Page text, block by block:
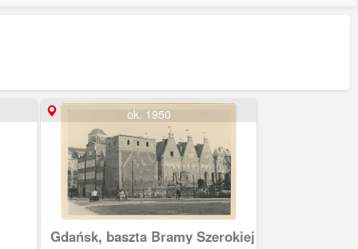
ok. 1950
Gdańsk, baszta Bramy Szerokiej